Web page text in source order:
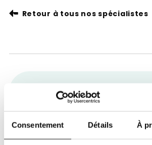
Consentement Détails À
Retour à tous nos spécialistes
Soutenez notre